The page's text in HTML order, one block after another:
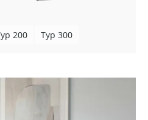
200 Typ 300